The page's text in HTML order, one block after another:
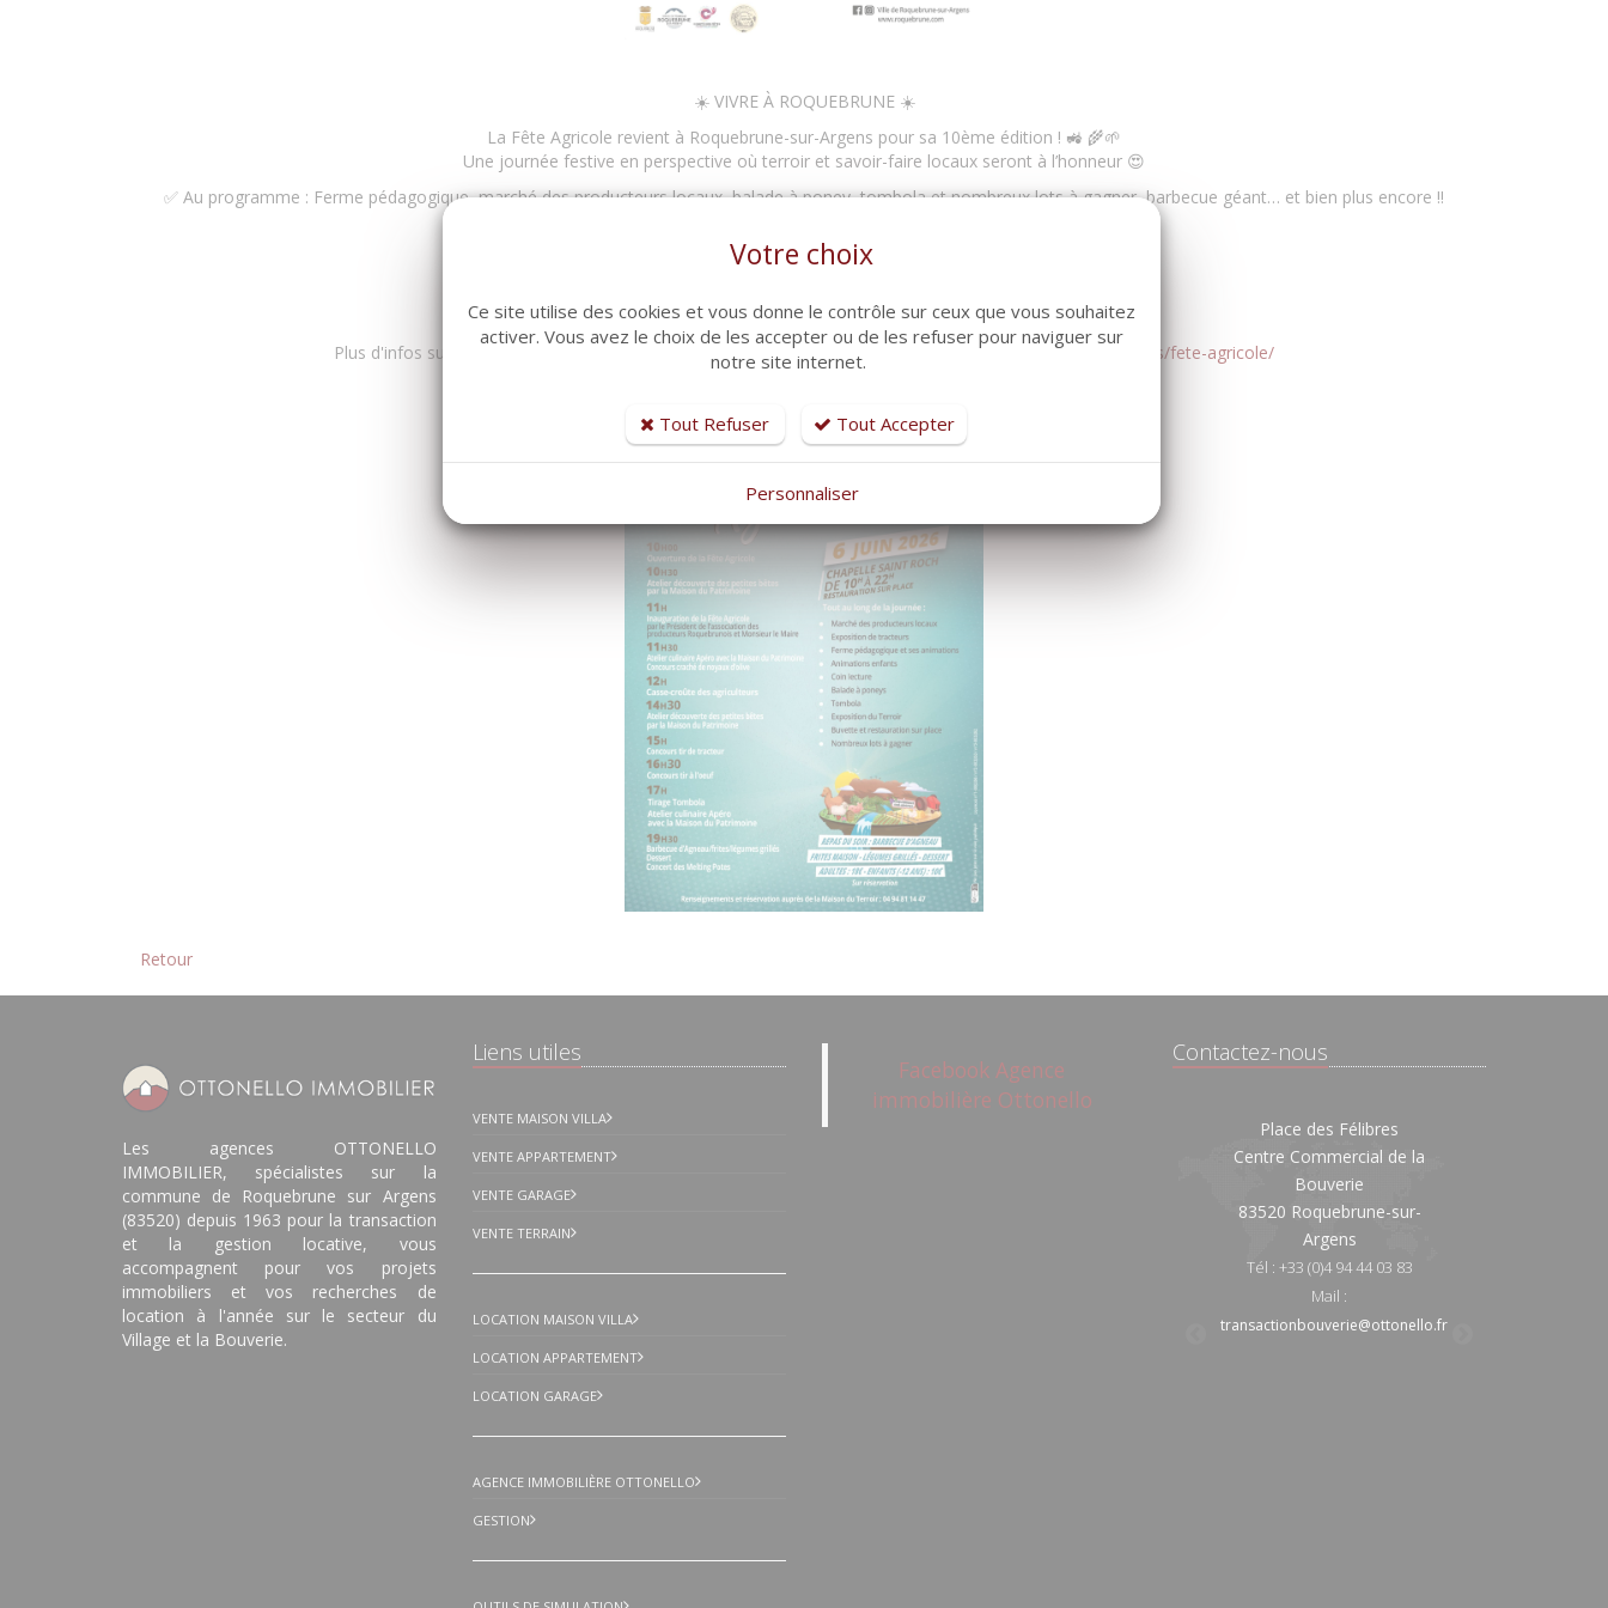
☀️ VIVRE À ROQUEBRUNE ☀️
La Fête Agricole revient à Roquebrune-sur-Argens pour sa 10ème édition ! 🚜 🌾🌱
Une journée festive en perspective où terroir et savoir-faire locaux seront à l’honneur 😍
✅ Au programme : Ferme pédagogique, marché des producteurs locaux, balade à poney, tombola et nombreux lots à gagner, barbecue géant… et bien plus encore !!
📅 Samedi 6 juin 2026
📍 Chapelle Saint Roch à l’entrée du Village
Plus d'infos sur le programme juste ici ⬇️ ou sur le site de la ville :
https://www.roquebrune.com/evenements/fete-agricole/
Retour
Les agences OTTONELLO
IMMOBILIER, spécialistes sur la
commune de Roquebrune sur Argens
(83520) depuis 1963 pour la transaction
et la gestion locative, vous
accompagnent pour vos projets
immobiliers et vos recherches de
location à l'année sur le secteur du
Village et la Bouverie.
Liens utiles
VENTE MAISON VILLA
VENTE APPARTEMENT
VENTE GARAGE
VENTE TERRAIN
LOCATION MAISON VILLA
LOCATION APPARTEMENT
LOCATION GARAGE
AGENCE IMMOBILIÈRE OTTONELLO
GESTION
Facebook Agence
immobilière Ottonello
Contactez-nous
Place des Félibres
Centre Commercial de la
Bouverie
83520 Roquebrune-sur-
Argens
Tél : +33 (0)4 94 44 03 83
Mail :
transactionbouverie@ottonello.fr
Votre choix
Ce site utilise des cookies et vous donne le contrôle sur ceux que vous souhaitez
activer. Vous avez le choix de les accepter ou de les refuser pour naviguer sur
notre site internet.
Tout Refuser Tout Accepter
Personnaliser